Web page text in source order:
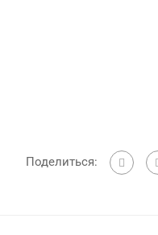
Поделиться: